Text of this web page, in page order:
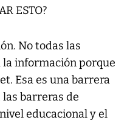
ESTO?
No todas las
la información porque
Esa es una barrera
barreras de
educacional y el